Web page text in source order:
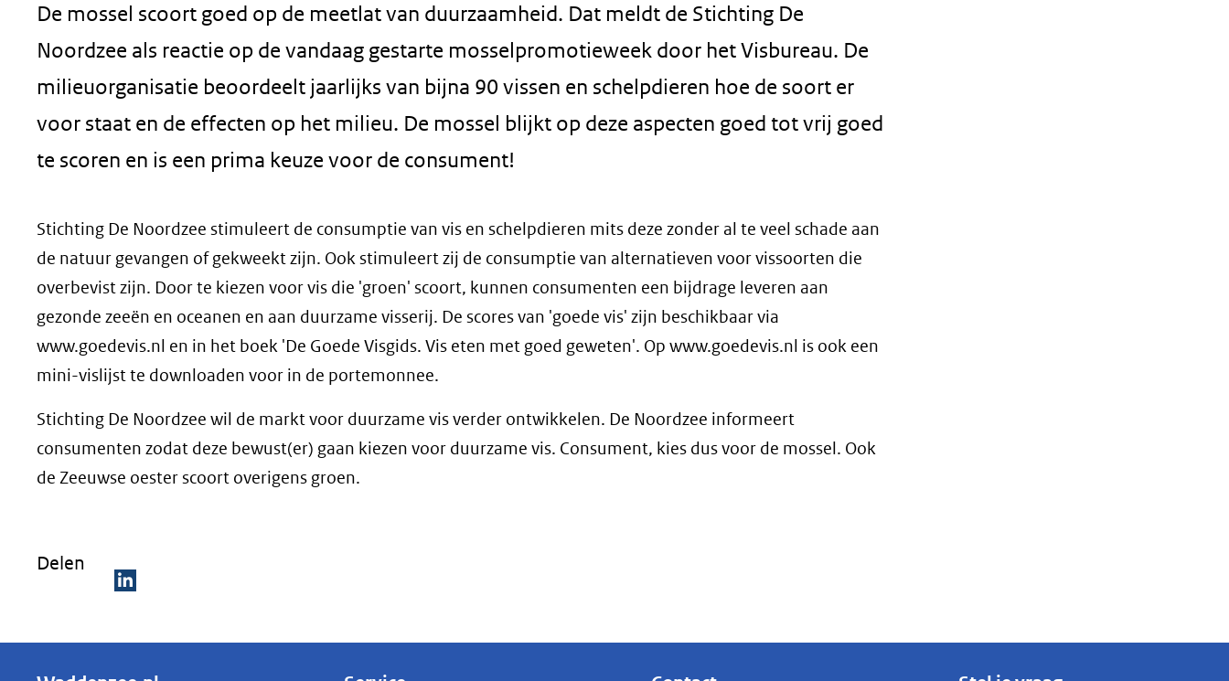
De mossel scoort goed op de meetlat van duurzaamheid. Dat meldt de Stichting De
Noordzee als reactie op de vandaag gestarte mosselpromotieweek door het Visbureau. De
milieuorganisatie beoordeelt jaarlijks van bijna 90 vissen en schelpdieren hoe de soort er
voor staat en de effecten op het milieu. De mossel blijkt op deze aspecten goed tot vrij goed
te scoren en is een prima keuze voor de consument!
Stichting De Noordzee stimuleert de consumptie van vis en schelpdieren mits deze zonder al te veel schade aan
de natuur gevangen of gekweekt zijn. Ook stimuleert zij de consumptie van alternatieven voor vissoorten die
overbevist zijn. Door te kiezen voor vis die 'groen' scoort, kunnen consumenten een bijdrage leveren aan
gezonde zeeën en oceanen en aan duurzame visserij. De scores van 'goede vis' zijn beschikbaar via
www.goedevis.nl en in het boek 'De Goede Visgids. Vis eten met goed geweten'. Op www.goedevis.nl is ook een
mini-vislijst te downloaden voor in de portemonnee.
Stichting De Noordzee wil de markt voor duurzame vis verder ontwikkelen. De Noordzee informeert
consumenten zodat deze bewust(er) gaan kiezen voor duurzame vis. Consument, kies dus voor de mossel. Ook
de Zeeuwse oester scoort overigens groen.
Delen
e